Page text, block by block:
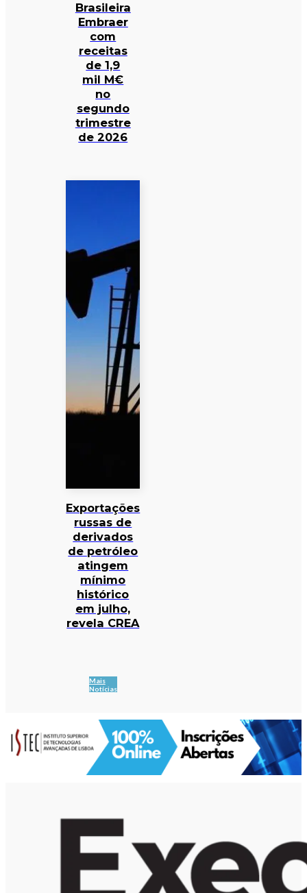
Brasileira
Embraer
com
receitas
de 1,9
mil M€
no
segundo
trimestre
de 2026
Exportações
russas de
derivados
de petróleo
atingem
mínimo
histórico
em julho,
revela CREA
Mais
Notícias